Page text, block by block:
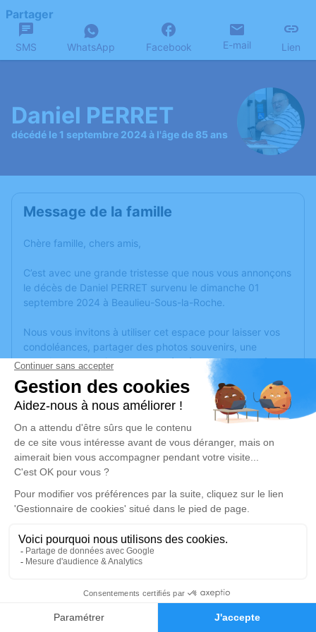
Faire-part Hommages
Partager
SMS WhatsApp Facebook E-mail Lien
Daniel PERRET
décédé le 1 septembre 2024 à l'âge de 85 ans
Message de la famille
Chère famille, chers amis,
C’est avec une grande tristesse que nous vous annonçons
le décès de Daniel PERRET survenu le dimanche 01
septembre 2024 à Beaulieu-Sous-la-Roche.
Nous vous invitons à utiliser cet espace pour laisser vos
condoléances, partager des photos souvenirs, une
anecdote ou exprimer vos pensées à travers des poèmes
ou des textes. Cet endroit est un lieu d'expression dédié à
honorer la mémoire de Daniel PERRET.
Un service de plantation d’arbre hommage estdisponible
samedi 07 septembre 2024 à 12h00
Crématorium de La Roche-sur-Yon
Rue Georges Mazurelle